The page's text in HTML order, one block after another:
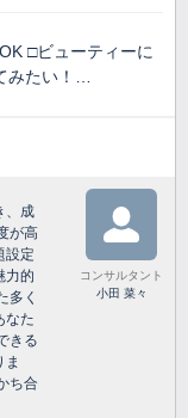
□ビューティーに
みたい！…
、成
が高
設定
力的
多く
なた
きる
ま
ち合
コンサルタント
小田 菜々